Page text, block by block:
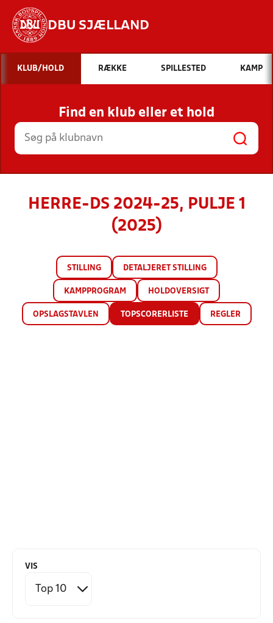
DBU SJÆLLAND
Hvad vil du søge efter?
INDHOLD OG NYHEDER
STILLINGER, RESULTATER, KLUBBER OG
HOLD
KLUB/HOLD RÆKKE SPILLESTED KAMP
Find en klub eller et hold
HERRE-DS 2024-25, PULJE 1
(2025)
STILLING DETALJERET STILLING
KAMPPROGRAM HOLDOVERSIGT
OPSLAGSTAVLEN TOPSCORERLISTE REGLER
VIS